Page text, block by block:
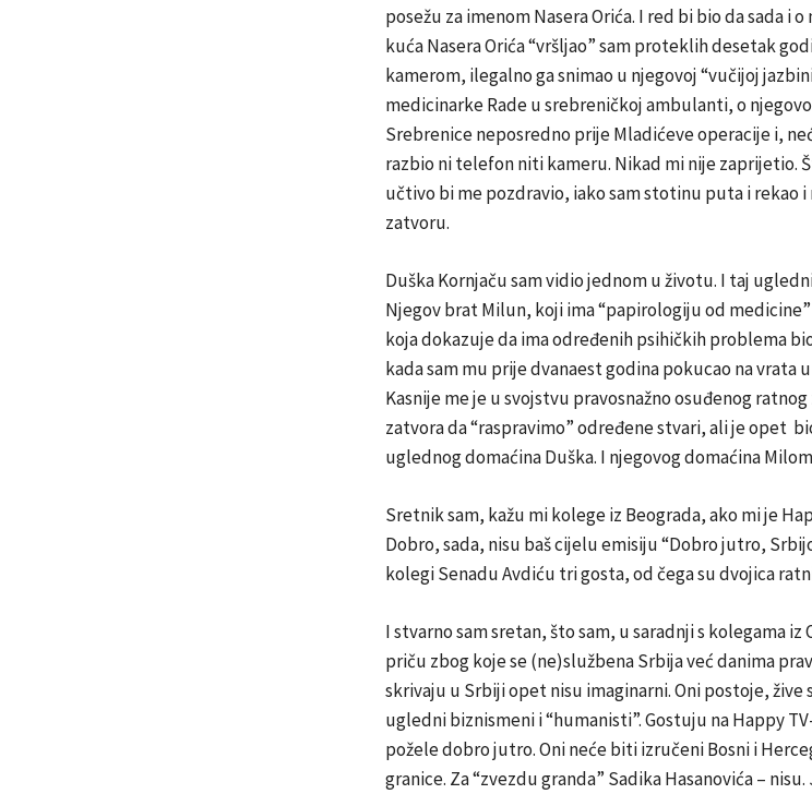
posežu za imenom Nasera Orića. I red bi bio da sada i
kuća Nasera Orića “vršljao” sam proteklih desetak
kamerom, ilegalno ga snimao u njegovoj “vučijoj
medicinarke Rade u srebreničkoj ambulanti, o
Srebrenice neposredno prije Mladićeve operacije i,
razbio ni telefon niti kameru. Nikad mi nije zaprijetio.
učtivo bi me pozdravio, iako sam stotinu puta i rekao i
zatvoru.
Duška Kornjaču sam vidio jednom u životu. I taj
Njegov brat Milun, koji ima “papirologiju od
koja dokazuje da ima određenih psihičkih problema
kada sam mu prije dvanaest godina pokucao na vrata
Kasnije me je u svojstvu pravosnažno osuđenog
zatvora da “raspravimo” određene stvari, ali je opet
uglednog domaćina Duška. I njegovog domaćina
Sretnik sam, kažu mi kolege iz Beograda, ako mi je
Dobro, sada, nisu baš cijelu emisiju “Dobro jutro,
kolegi Senadu Avdiću tri gosta, od čega su dvojica
I stvarno sam sretan, što sam, u saradnji s kolegama iz
priču zbog koje se (ne)službena Srbija već danima
skrivaju u Srbiji opet nisu imaginarni. Oni postoje, žive
ugledni biznismeni i “humanisti”. Gostuju na Happy
požele dobro jutro. Oni neće biti izručeni Bosni i
granice. Za “zvezdu granda” Sadika Hasanovića –